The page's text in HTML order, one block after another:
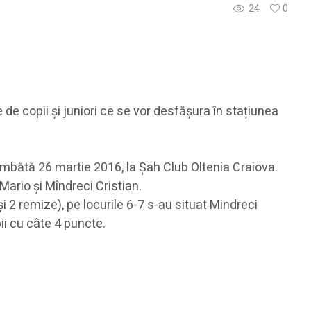
24
0
copii și juniori ce se vor desfășura în stațiunea
26 martie 2016, la Șah Club Oltenia Craiova.
și Mîndreci Cristian.
2 remize), pe locurile 6-7 s-au situat Mindreci
cu câte 4 puncte.